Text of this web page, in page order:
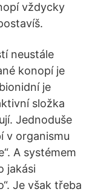
vždycky
neustále
konopí je
je
složka
Jednoduše
v organismu
A systémem
jakási
Je však třeba